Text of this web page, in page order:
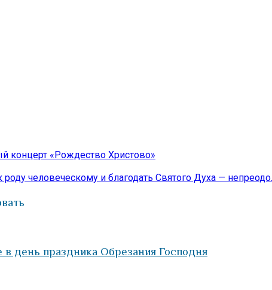
концерт «Рождество Христово»
человеческому и благодать Святого Духа —
в день праздника Обрезания Господня